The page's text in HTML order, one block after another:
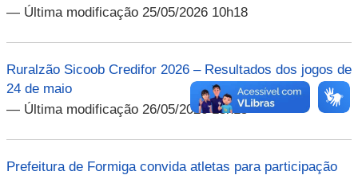
— Última modificação 25/05/2026 10h18
Ruralzão Sicoob Credifor 2026 – Resultados dos jogos de
24 de maio
— Última modificação 26/05/2026 13h15
Prefeitura de Formiga convida atletas para participação